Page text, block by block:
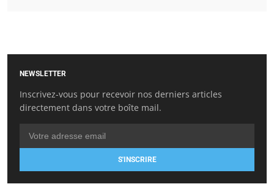
NEWSLETTER
Inscrivez-vous pour recevoir nos derniers articles
directement dans votre boîte mail.
S'INSCRIRE